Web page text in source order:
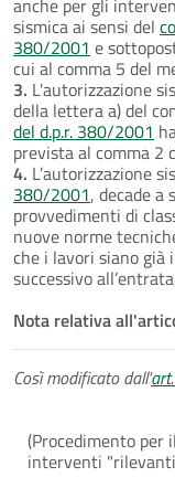
sismica ai sensi del
380/2001 e
cui al comma 5 del
3. L'autorizzazione
della lettera a) del
del d.p.r. 380/2001
prevista al comma 2
4. L’autorizzazione
380/2001, decade a
provvedimenti di
nuove norme
che i lavori siano
successivo
Nota relativa
Così modificato dall'
(Procedimento per
interventi